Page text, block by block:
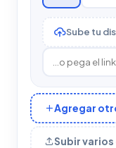
Sube tu
Agregar
Subir